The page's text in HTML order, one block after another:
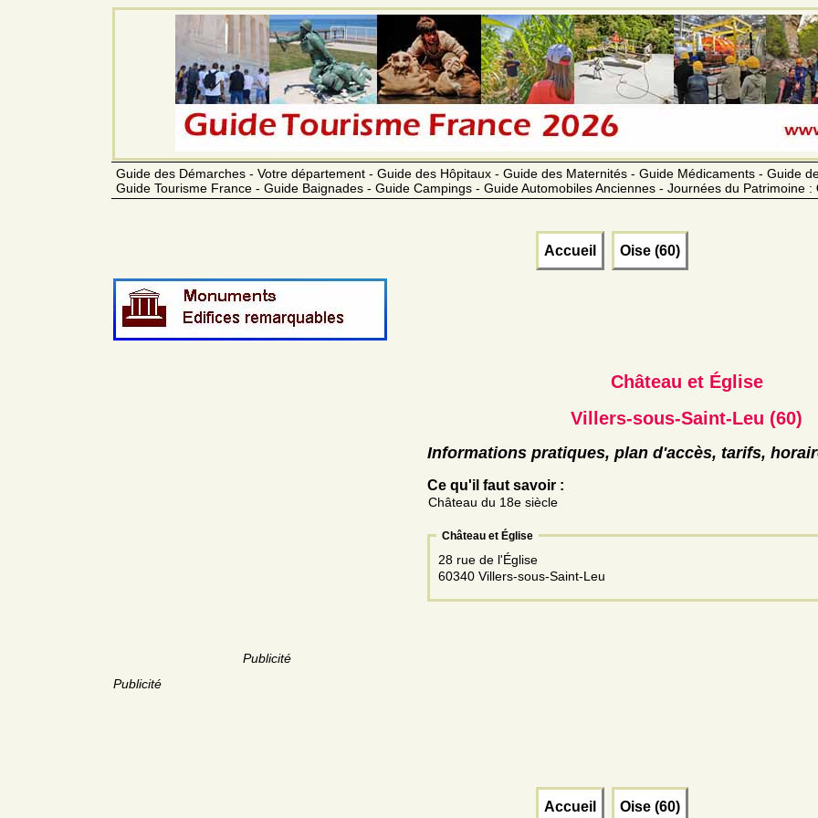
Guide des Démarches - Votre département - Guide des Hôpitaux - Guide des Maternités - Guide Médicaments - Guide
Guide Tourisme France - Guide Baignades - Guide Campings - Guide Automobiles Anciennes - Journées du Patrimoine :
Accueil Oise (60)
Publicité
Château et Église
Villers-sous-Saint-Leu (60)
Informations pratiques, plan d'accès, tarifs,
Ce qu'il faut savoir :
Château du 18e siècle
Château et Église
28 rue de l'Église
60340 Villers-sous-Saint-Leu
Publicité
Accueil Oise (60)